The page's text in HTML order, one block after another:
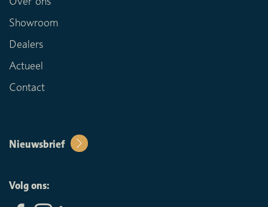
Showroom
Dealers
Actueel
Contact
Nieuwsbrief
Volg ons: